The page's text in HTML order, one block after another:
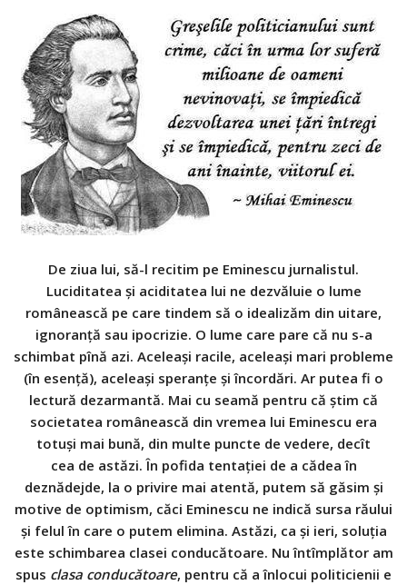
De ziua lui, să-l recitim pe Eminescu jurnalistul.
Luciditatea şi aciditatea lui ne dezvăluie o lume
românească pe care tindem să o idealizăm din uitare,
ignoranţă sau ipocrizie. O lume care pare că nu s-a
schimbat pînă azi. Aceleaşi racile, aceleaşi mari probleme
(în esenţă), aceleaşi speranţe şi încordări. Ar putea fi o
lectură dezarmantă. Mai cu seamă pentru că ştim că
societatea românească din vremea lui Eminescu era
totuşi mai bună, din multe puncte de vedere, decît
cea de astăzi. În pofida tentaţiei de a cădea în
deznădejde, la o privire mai atentă, putem să găsim şi
motive de optimism, căci Eminescu ne indică sursa răului
şi felul în care o putem elimina. Astăzi, ca şi ieri, soluţia
este schimbarea clasei conducătoare. Nu întîmplător am
spus clasa conducătoare, pentru că a înlocui politicienii e